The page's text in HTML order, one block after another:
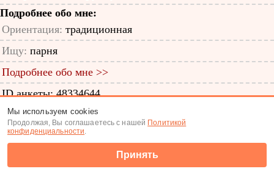
Подробнее обо мне:
Ориентация: традиционная
Ищу: парня
Подробнее обо мне >>
ID анкеты: 48334644
Знакомства|Поиск анкет
(c) Tabor.ru 2026
Мы используем cookies
Продолжая, Вы соглашаетесь с нашей Политикой
конфиденциальности.
Принять